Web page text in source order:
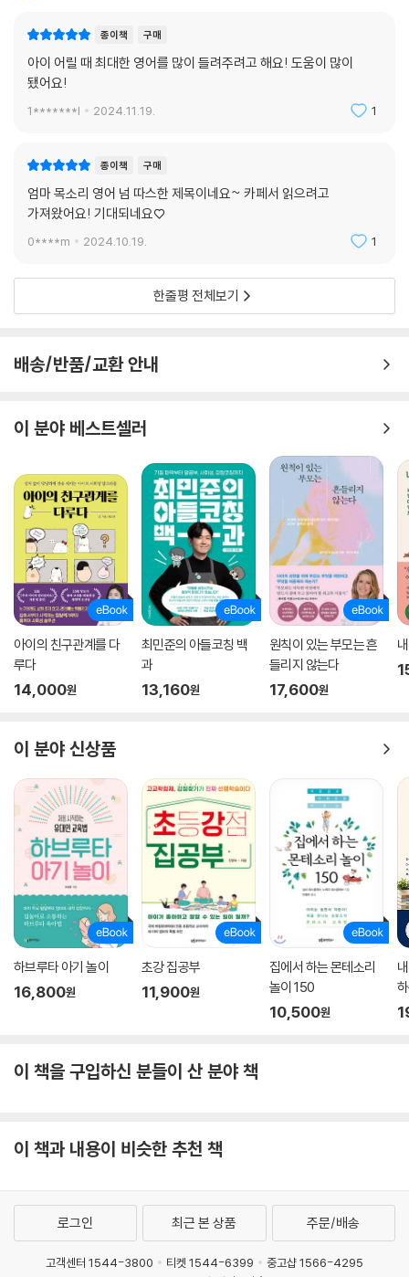
‘영어 이유식’ 만들 사람은 바로 엄마다!
영어 실력이 출중한 엄마여야 엄마 목소리 영어를 제대로 실천할 수 있을
까? 절대로 그렇지 않다. 아이에게 필요한 것은 유창한 발음, 뛰어난 실력
부담이 될 수 있다. 자주 쓰지 않았으니 당연하다. 영어를 잘하기 위해서는
말로 계속 뱉어보는 과정이 꼭 필요하다. 영어가 단순한 글자가 아닌 의미
있는 말이 되기 위해서는 자주 써봐야 한다. 그래야 맥락에 맞게 핑퐁처럼
말을 주고받으며 의미를 정확히 이해하고, 수정 보완이 이루어진다.
찌우기 위해서 아이에게 영어를 흡입하게 해서는 안 된다. 꾸역꾸역 억지
로 삼키게 하는 것이 목적이 된다면, 아이는 영어를 거부하거나 혹은 체하
기 좋게 천천히 입에 넣어줄 사람은 그 누구도 아닌 바로 엄마다. ‘엄마 목
소리 영어’를 통해 아이와 소통하며 엄마의 실력까지 키우는 기회로 삼는
종이책 구매
아이 어릴 때 최대한 영어를 많이 들려주려고 해요! 도움이 많이
됐어요!
1*******l 2024.11.19. 1
종이책 구매
엄마 목소리 영어 넘 따스한 제목이네요~ 카페서 읽으려고
가져왔어요! 기대되네요♡
0****m 2024.10.19. 1
한줄평 전체보기
배송/반품/교환 안내
이 분야 베스트셀러
아이의 친구관계를 다
루다
14,000원
최민준의 아들코칭 백
과
13,160원
원칙이 있는 부모는 흔
들리지 않는다
17,600원
이 분야 신상품
하브루타 아기 놀이
16,800원
초강 집공부
11,900원
집에서 하는 몬테소리
놀이 150
10,500원
이 책을 구입하신 분들이 산 분야 책
이 책과 내용이 비슷한 추천 책
로그인 최근 본 상품 주문/배송
고객센터 1544-3800 티켓 1544-6399
중고샵 1566-4295